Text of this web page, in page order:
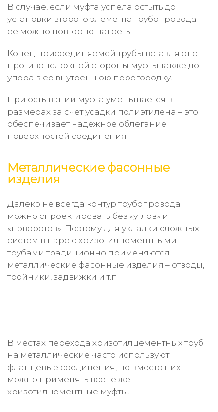
В случае, если муфта успела остыть до
установки второго элемента трубопровода –
ее можно повторно нагреть.
Конец присоединяемой трубы вставляют с
противоположной стороны муфты также до
упора в ее внутреннюю перегородку.
При остывании муфта уменьшается в
размерах за счет усадки полиэтилена – это
обеспечивает надежное облегание
поверхностей соединения.
Металлические фасонные
изделия
Далеко не всегда контур трубопровода
можно спроектировать без «углов» и
«поворотов». Поэтому для укладки сложных
систем в паре с хризотилцементными
трубами традиционно применяются
металлические фасонные изделия – отводы,
тройники, задвижки и т.п.
В местах перехода хризотилцементных труб
на металлические часто используют
фланцевые соединения, но вместо них
можно применять все те же
хризотилцементные муфты.